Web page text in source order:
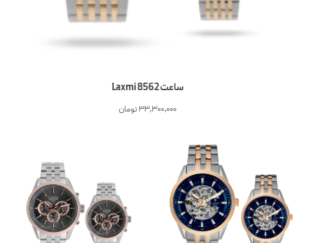
ساعت Laxmi 8562
33,300,000تومان